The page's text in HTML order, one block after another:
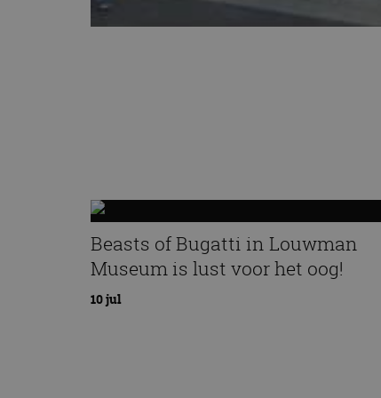
Beasts of Bugatti in Louwman
Museum is lust voor het oog!
10 jul